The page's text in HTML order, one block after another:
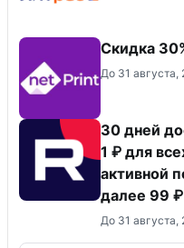
Скидка
До 31 августа,
30 дней
1 ₽ для
активной
далее 99 ₽
До 31 августа,